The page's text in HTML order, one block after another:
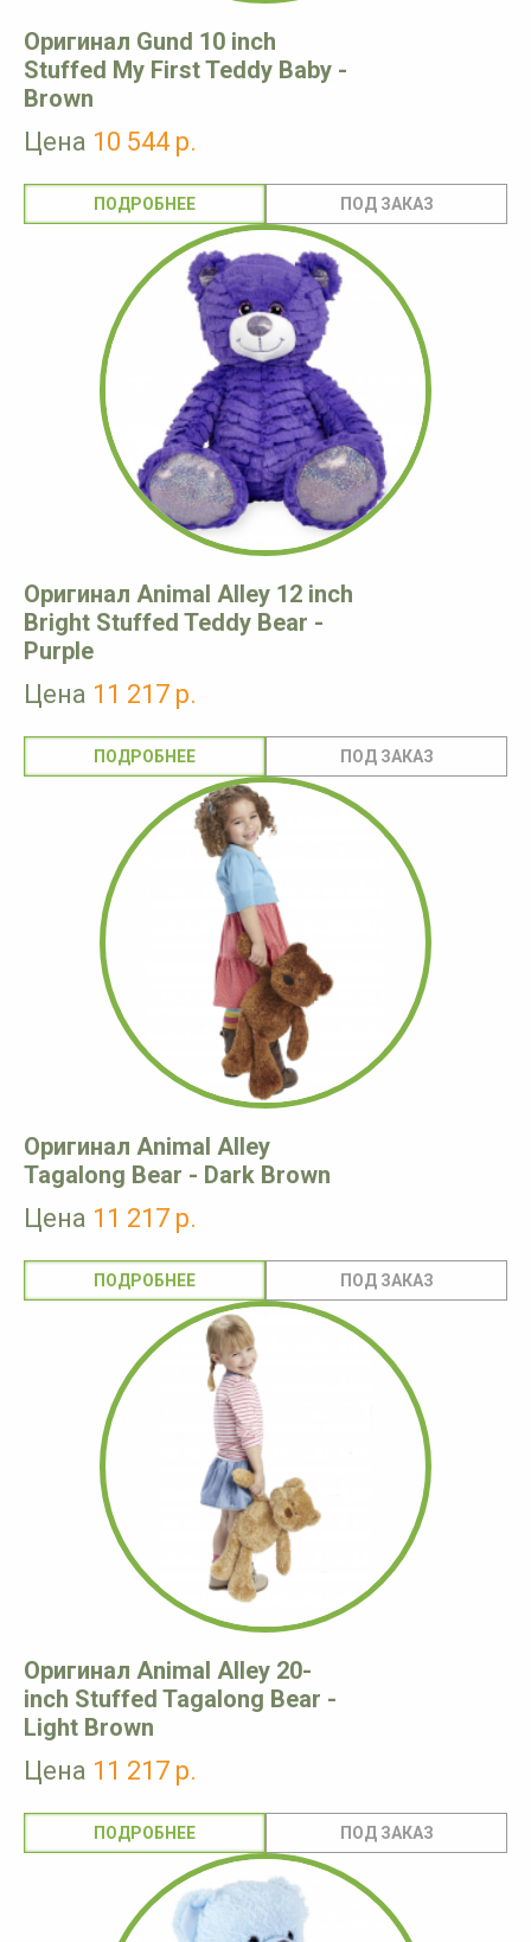
Оригинал Gund 10 inch
Stuffed My First Teddy Baby -
Brown
Цена 10 544 р.
ПОДРОБНЕЕ
Оригинал Animal Alley 12 inch
Bright Stuffed Teddy Bear -
Purple
Цена 11 217 р.
ПОДРОБНЕЕ
Оригинал Animal Alley
Tagalong Bear - Dark Brown
Цена 11 217 р.
ПОДРОБНЕЕ
Оригинал Animal Alley 20-
inch Stuffed Tagalong Bear -
Light Brown
Цена 11 217 р.
ПОДРОБНЕЕ